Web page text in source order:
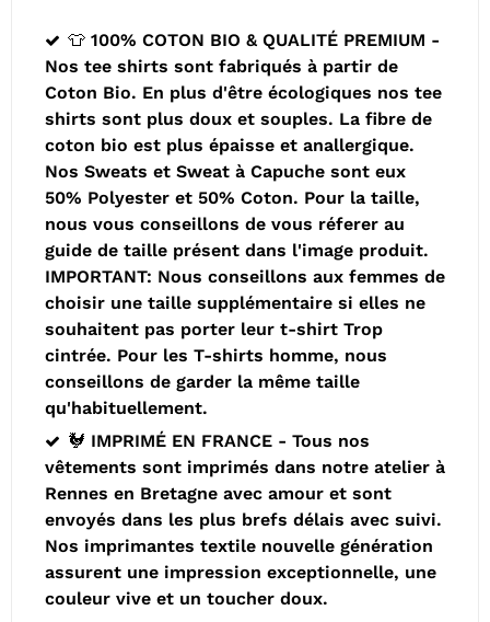
👕 100% COTON BIO & QUALITÉ PREMIUM -
Nos tee shirts sont fabriqués à partir de
Coton Bio. En plus d'être écologiques nos tee
shirts sont plus doux et souples. La fibre de
coton bio est plus épaisse et anallergique.
Nos Sweats et Sweat à Capuche sont eux
50% Polyester et 50% Coton. Pour la taille,
nous vous conseillons de vous réferer au
guide de taille présent dans l'image produit.
IMPORTANT: Nous conseillons aux femmes de
choisir une taille supplémentaire si elles ne
souhaitent pas porter leur t-shirt Trop
cintrée. Pour les T-shirts homme, nous
conseillons de garder la même taille
qu'habituellement.
🐓 IMPRIMÉ EN FRANCE - Tous nos
vêtements sont imprimés dans notre atelier à
Rennes en Bretagne avec amour et sont
envoyés dans les plus brefs délais avec suivi.
Nos imprimantes textile nouvelle génération
assurent une impression exceptionnelle, une
couleur vive et un toucher doux.